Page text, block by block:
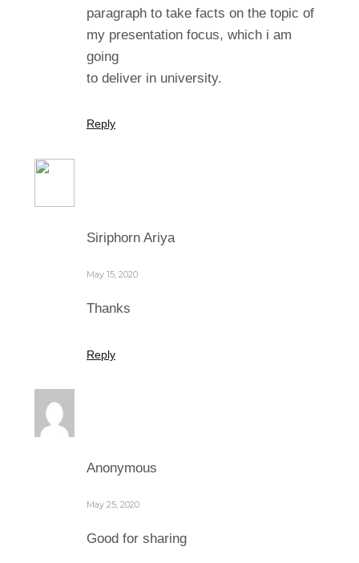
paragraph to take facts on the topic of
my presentation focus, which i am
going
to deliver in university.
Reply
Siriphorn Ariya
May 15, 2020
Thanks
Reply
Anonymous
May 25, 2020
Good for sharing